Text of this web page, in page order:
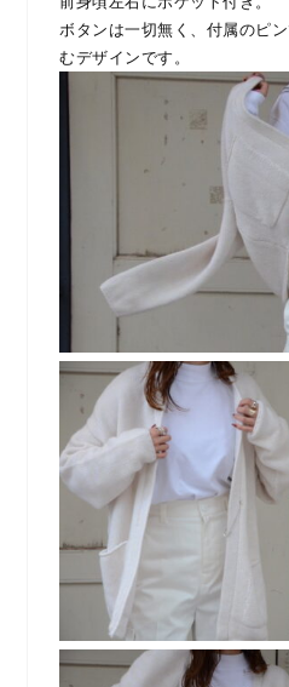
ボタンは一切無く、付属のピ
むデザインです。